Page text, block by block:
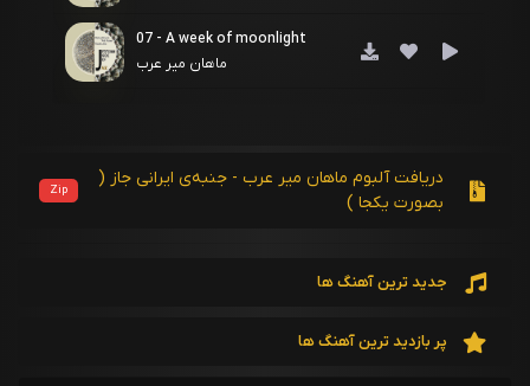
07 - A week of moonlight
ماهان میر عرب
دریافت آلبوم ماهان میر عرب - جنبه‌ی ایرانی جاز (
بصورت یکجا )
Zip
جدید ترین آهنگ ها
پر بازدید ترین آهنگ ها